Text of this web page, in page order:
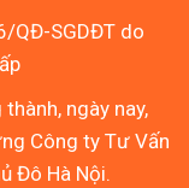
QĐ-SGDĐT do
ngày nay,
Công ty Tư Vấn
Đô Hà Nội.